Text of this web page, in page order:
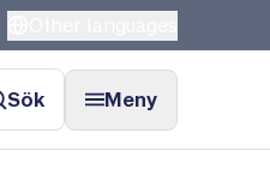
Sök Meny